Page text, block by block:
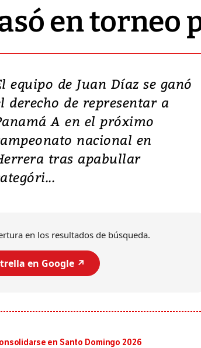
en
equipo de Juan Díaz se ganó
derecho de representar a
A en el próximo
nacional en
tras apabullar
en los resultados de búsqueda.
en Google ↗️
en Santo Domingo 2026
Video, Japón: Terremoto
deja heridos y graves
daños en Kumamoto
Un fuerte terremoto de magnitud
7,1 se registró este martes 28 de